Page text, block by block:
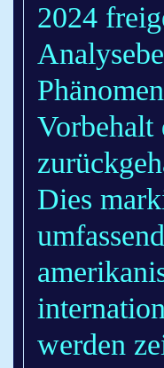
2024
Vorbehalt
Dies
werden